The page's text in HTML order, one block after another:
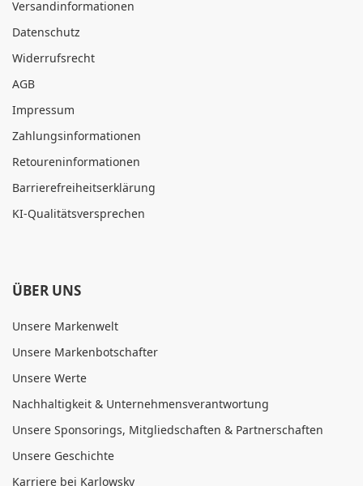
Versandinformationen
Datenschutz
Widerrufsrecht
AGB
Impressum
Zahlungsinformationen
Retoureninformationen
Barrierefreiheitserklärung
KI-Qualitätsversprechen
ÜBER UNS
Unsere Markenwelt
Unsere Markenbotschafter
Unsere Werte
Nachhaltigkeit & Unternehmensverantwortung
Unsere Sponsorings, Mitgliedschaften & Partnerschaften
Unsere Geschichte
Karriere bei Karlowsky